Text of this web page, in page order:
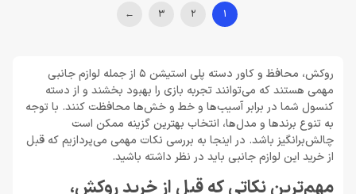
1
2
3
←
روکش، محافظ و کاور دسته پلی استیشن 5 از جمله لوازم جانبی
مهمی هستند که می‌توانند تجربه بازی را بهبود بخشند و از دسته
کنسول شما در برابر آسیب‌ها و خط و خش‌ها محافظت کنند. با توجه
به تنوع برندها و مدل‌ها، انتخاب بهترین گزینه ممکن است
چالش‌برانگیز باشد. در اینجا به بررسی نکات مهمی می‌پردازیم که قبل
از خرید این لوازم جانبی باید در نظر داشته باشید.
مهم‌ترین نکاتی که قبل از خرید روکش،